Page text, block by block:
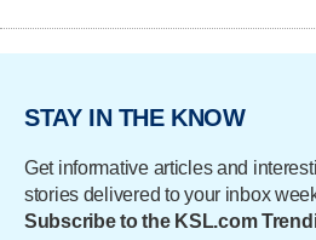
STAY IN THE KNOW
Get informative articles and
stories delivered to your inbox
Subscribe to the KSL.com